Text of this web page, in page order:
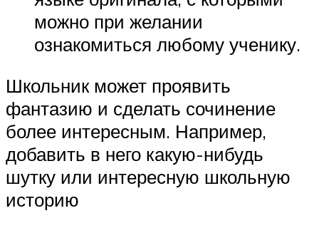
можно при желании
ознакомиться любому ученику.
Школьник может проявить
фантазию и сделать сочинение
более интересным. Например,
добавить в него какую-нибудь
шутку или интересную школьную
историю